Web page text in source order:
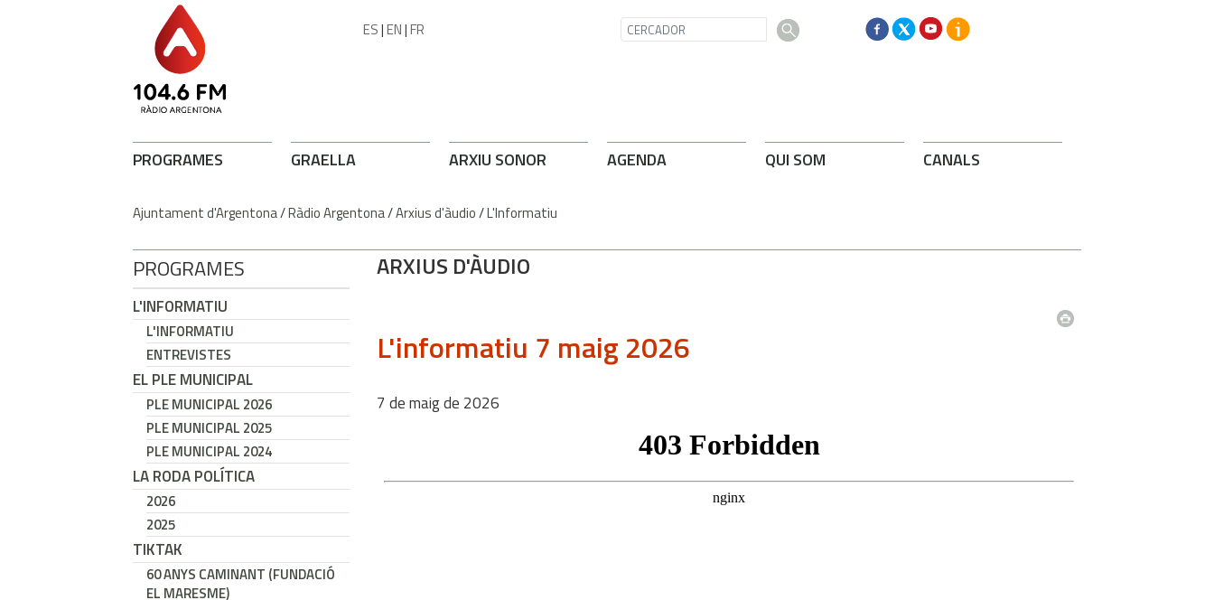
ES|EN|FR
PROGRAMES GRAELLA ARXIU SONOR AGENDA QUI SOM CANALS
Ajuntament d'Argentona/Ràdio Argentona/Arxius d'àudio/L'Informatiu
PROGRAMES
L'INFORMATIU
L'INFORMATIU
ENTREVISTES
EL PLE MUNICIPAL
PLE MUNICIPAL 2026
PLE MUNICIPAL 2025
PLE MUNICIPAL 2024
LA RODA POLÍTICA
2026
2025
TIKTAK
60 ANYS CAMINANT (FUNDACIÓ
EL MARESME)
ARXIUS D'ÀUDIO
L'informatiu 7 maig 2026
7 demaigde 2026